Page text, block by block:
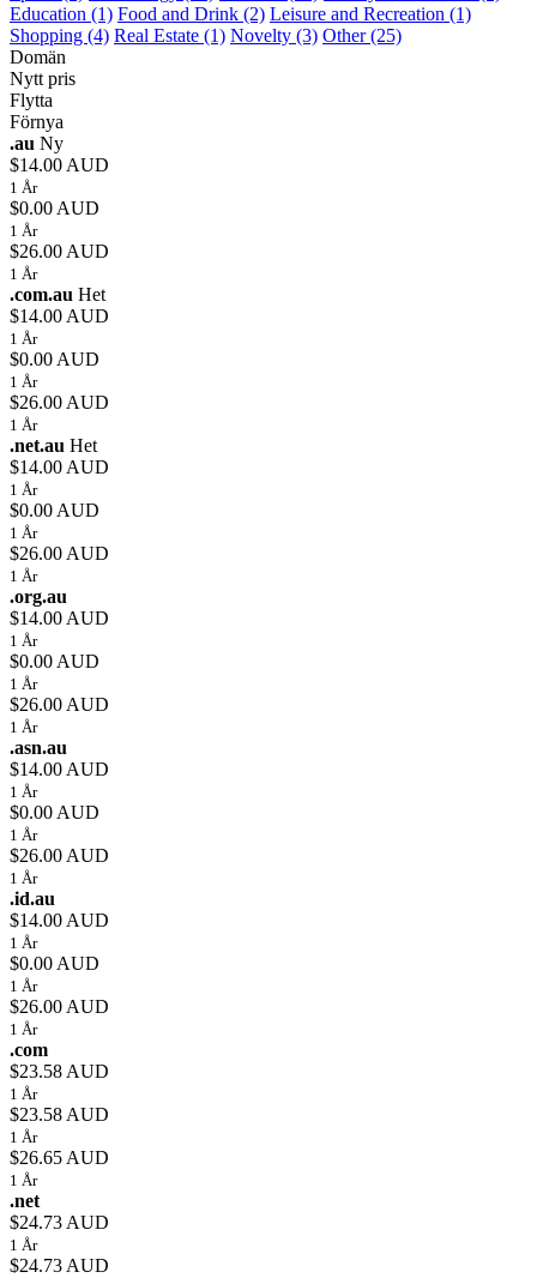
Education (1) Food and Drink (2) Leisure and Recreation (1)
Shopping (4) Real Estate (1) Novelty (3) Other (25)
Domän
Nytt pris
Flytta
Förnya
.au Ny
$14.00 AUD
1 År
$0.00 AUD
1 År
$26.00 AUD
1 År
.com.au Het
$14.00 AUD
1 År
$0.00 AUD
1 År
$26.00 AUD
1 År
.net.au Het
$14.00 AUD
1 År
$0.00 AUD
1 År
$26.00 AUD
1 År
.org.au
$14.00 AUD
1 År
$0.00 AUD
1 År
$26.00 AUD
1 År
.asn.au
$14.00 AUD
1 År
$0.00 AUD
1 År
$26.00 AUD
1 År
.id.au
$14.00 AUD
1 År
$0.00 AUD
1 År
$26.00 AUD
1 År
.com
$23.58 AUD
1 År
$23.58 AUD
1 År
$26.65 AUD
1 År
.net
$24.73 AUD
1 År
$24.73 AUD